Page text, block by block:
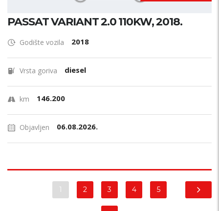
PASSAT VARIANT 2.0 110KW, 2018.
Godište vozila 2018
Vrsta goriva diesel
km 146.200
Objavljen 06.08.2026.
1 2 3 4 5